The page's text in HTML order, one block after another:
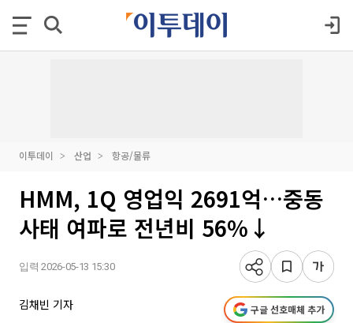
이투데이 산업 항공/물류
HMM, 1Q 영업익 2691억…중동
사태 여파로 전년비 56%↓
입력 2026-05-13 15:30
김채빈 기자 구글 선호매체 추가